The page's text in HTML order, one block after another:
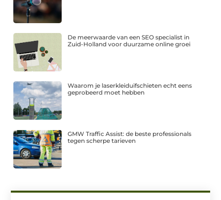
De meerwaarde van een SEO specialist in
Zuid-Holland voor duurzame online groei
Waarom je laserkleiduifschieten echt eens
geprobeerd moet hebben
GMW Traffic Assist: de beste professionals
tegen scherpe tarieven